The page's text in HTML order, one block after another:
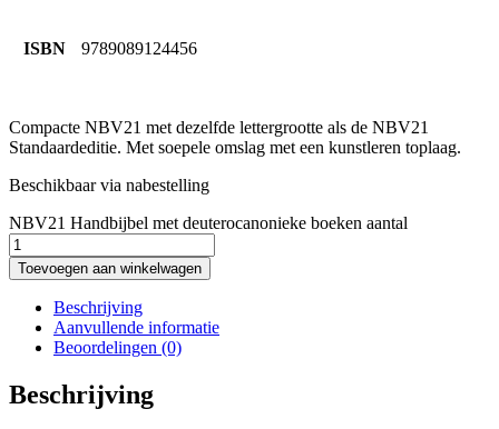
ISBN 9789089124456
Compacte NBV21 met dezelfde lettergrootte als de NBV21
Standaardeditie. Met soepele omslag met een kunstleren toplaag.
Beschikbaar via nabestelling
NBV21 Handbijbel met deuterocanonieke boeken aantal
Toevoegen aan winkelwagen
Beschrijving
Aanvullende informatie
Beoordelingen (0)
Beschrijving